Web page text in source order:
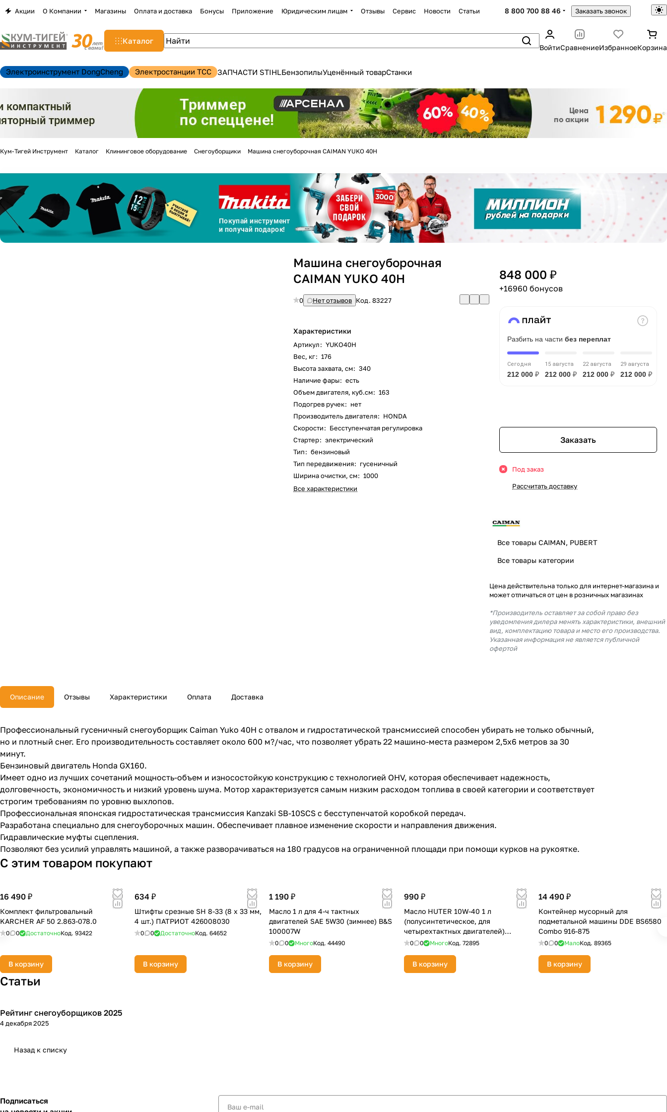
Акции О Компании Магазины Оплата и доставка Бонусы Приложение Юридическим лицам Отзывы Сервис Новости Статьи 8 800 700 88 46 Заказать звонок
Каталог
ВойтиСравнениеИзбранноеКорзина
Электроинструмент DongCheng Электростанции TCC ЗАПЧАСТИ STIHLБензопилыУценённый товарСтанки
Кум-Тигей Инструмент Каталог Клининговое оборудование Снегоуборщики Машина снегоуборочная CAIMAN YUKO 40H
Машина снегоуборочная
CAIMAN YUKO 40H
0 Нет отзывов Код.83227
Характеристики
Артикул: YUKO40H
Вес, кг: 176
Высота захвата, см: 340
Наличие фары: есть
Объем двигателя, куб.см: 163
Подогрев ручек: нет
Производитель двигателя: HONDA
Скорости: Бесступенчатая регулировка
Стартер: электрический
Тип: бензиновый
Тип передвижения: гусеничный
Ширина очистки, см: 1000
Все характеристики
848 000 ₽
+16960 бонусов
Разбить на части без переплат
Сегодня
212 000 ₽
15 августа
212 000 ₽
22 августа
212 000 ₽
29 августа
212 000 ₽
Заказать
Под заказ
Рассчитать доставку
Все товары CAIMAN, PUBERT
Все товары категории
Цена действительна только для интернет-магазина и
может отличаться от цен в розничных магазинах
*Производитель оставляет за собой право без
уведомления дилера менять характеристики, внешний
вид, комплектацию товара и место его производства.
Указанная информация не является публичной
офертой
Описание Отзывы Характеристики Оплата Доставка
Профессиональный гусеничный снегоуборщик Caiman Yuko 40H с отвалом и гидростатической трансмиссией способен убирать не только обычный,
но и плотный снег. Его производительность составляет около 600 м?/час, что позволяет убрать 22 машино-места размером 2,5х6 метров за 30
минут.
Бензиновый двигатель Honda GX160.
Имеет одно из лучших сочетаний мощность-объем и износостойкую конструкцию с технологией OHV, которая обеспечивает надежность,
долговечность, экономичность и низкий уровень шума. Мотор характеризуется самым низким расходом топлива в своей категории и соответствует
строгим требованиям по уровню выхлопов.
Профессиональная японская гидростатическая трансмиссия Kanzaki SB-10SCS с бесступенчатой коробкой передач.
Разработана специально для снегоуборочных машин. Обеспечивает плавное изменение скорости и направления движения.
Гидравлические муфты сцепления.
Позволяют без усилий управлять машиной, а также разворачиваться на 180 градусов на ограниченной площади при помощи курков на рукоятке.
С этим товаром покупают
16 490 ₽
Комплект фильтровальный
KARCHER AF 50 2.863-078.0
0 0 ДостаточноКод. 93422
В корзину
634 ₽
Штифты срезные SH 8-33 (8 х 33 мм,
4 шт.) ПАТРИОТ 426008030
0 0 ДостаточноКод.64652
В корзину
1 190 ₽
Масло 1 л для 4-ч тактных
двигателей SAE 5W30 (зимнее) B&S
100007W
0 0 МногоКод.44490
В корзину
990 ₽
Масло HUTER 10W-40 1 л
(полусинтетическое, для
четырехтактных двигателей)
73/8/1/1
0 0 МногоКод. 72895
В корзину
14 490 ₽
Контейнер мусорный для
подметальной машины DDE BS6580
Combo 916-875
0 0 МалоКод. 89365
В корзину
Статьи
Зимняя
Рейтинг снегоуборщиков 2025
4 декабря 2025
Назад к списку
Подписаться
Закрыть
Разбейтеоплату
на частибез переплат
График платежей
Добавляйте товарыв корзину
Оплачивайте сегодня только
% картой любого банка
Получайте товарвыбранный способом
75% будутсписываться
с вашей картыпо25%каждые 2 недели
раз в 2 недели